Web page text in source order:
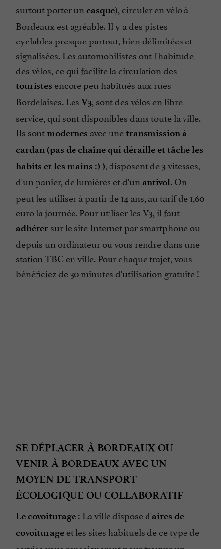
surtout porter un casque), circuler en vélo à
Bordeaux est agréable. Il y a des pistes
cyclables presque partout, bien délimitées et
signalisées. Les automobilistes ont l'habitude
des vélos, ce qui facilite la circulation des
touristes encore peu habitués aux rues
Bordelaises. Les V3, sont des vélos en libre
service, qui sont disponibles dans toute la ville.
Ils sont modernes avec unetransmission à
cardan (pas dechaînequi déraille et tâche les
habits et les mains :) ), disposent de 3 vitesses,
d'un panier, de lumières et d'un antivol. On
peut les utiliser à partir de 14 ans, au tarif de 1,60
euro la journée. Pour utiliser les V3, il faut
adhérer sur le site Internet par smartphone ou
depuis un ordinateur ou vous rendre dans une
station TBC en ville. Pour chaque trajet, vous
bénéficiez de 30 minutes d'utilisation gratuite !
SE DÉPLACER À BORDEAUX OU
VENIR À BORDEAUX AVEC UN
MOYEN DE TRANSPORT
ÉCOLOGIQUE OU COLLABORATIF
Le covoiturage : La ville dispose d'aires de
covoiturage et les sites habituels de ce type de